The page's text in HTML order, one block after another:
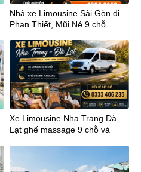
Nhà xe Limousine Sài Gòn đi
Phan Thiết, Mũi Né 9 chỗ
Xe Limousine Nha Trang Đà
Lạt ghế massage 9 chỗ và